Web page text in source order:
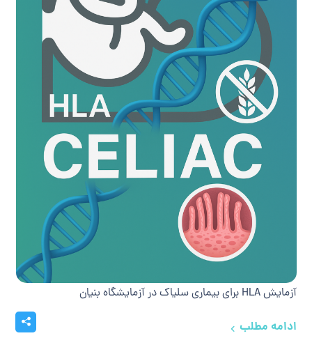
آزمایش HLA برای بیماری سلیاک در آزمایشگاه بنیان
ادامه مطلب